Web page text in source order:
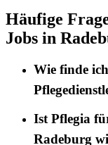
Häufige
Jobs in
Wie finde
Ist Pflegia
Radeburg